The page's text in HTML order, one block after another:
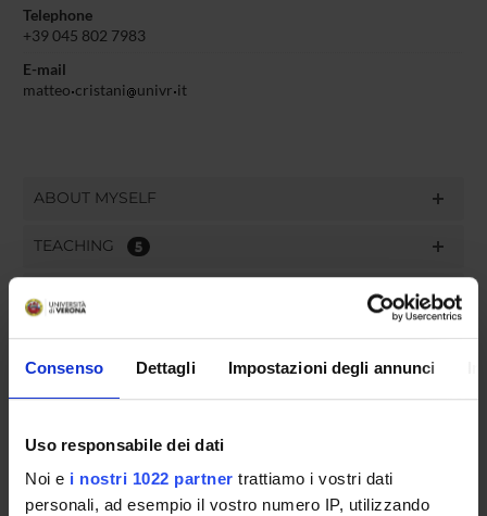
Consenso Dettagli Impostazioni degli annunci
Uso responsabile dei dati
Noi e i nostri 1022 partner trattiamo i vostri dati
personali, ad esempio il vostro numero IP, utilizzando
Telephone
+39 045 802 7983
E-mail
matteo cristani univr it
ABOUT MYSELF
TEACHING 5
RESEARCH
PUBLICATIONS
ASSIGNMENTS